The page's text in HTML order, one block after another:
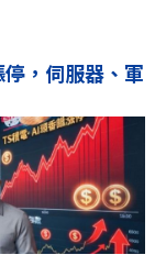
，伺服器、軍